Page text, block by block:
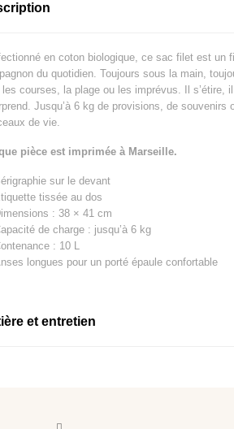
en coton biologique, ce sac filet est un
du quotidien. Toujours sous la main,
les courses, la plage ou les imprévus. Il s’étire,
Jusqu’à 6 kg de provisions, de souvenirs
de vie.
pièce est imprimée à Marseille.
sur le devant
tissée au dos
: 38 × 41 cm
de charge : jusqu’à 6 kg
: 10 L
longues pour un porté épaule confortable
et entretien